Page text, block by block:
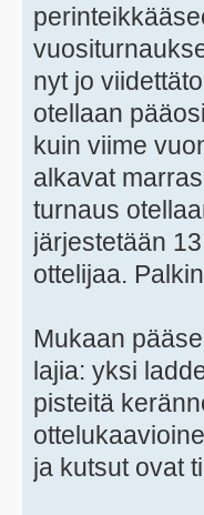
nyt jo
otellaan
kuin viime
alkavat
turnaus
järjestetään
ottelijaa.
Mukaan
lajia: yksi
pisteitä
ja kutsut ovat